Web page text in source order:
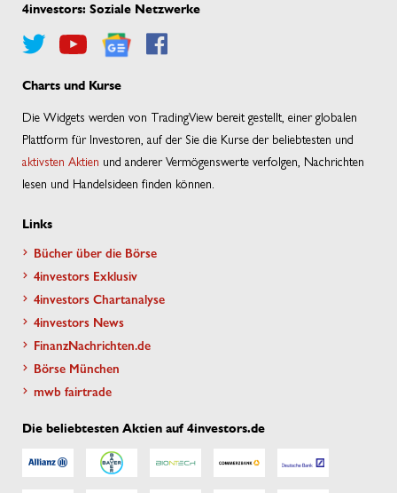
4investors: Soziale Netzwerke
Charts und Kurse
Die Widgets werden von TradingView bereit gestellt, einer globalen
Plattform für Investoren, auf der Sie die Kurse der beliebtesten und
aktivsten Aktien und anderer Vermögenswerte verfolgen, Nachrichten
lesen und Handelsideen finden können.
Links
Bücher über die Börse
4investors Exklusiv
4investors Chartanalyse
4investors News
FinanzNachrichten.de
Börse München
mwb fairtrade
Die beliebtesten Aktien auf 4investors.de